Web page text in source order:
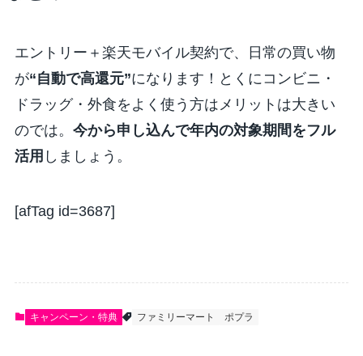
エントリー＋楽天モバイル契約で、日常の買い物
が“自動で高還元”になります！とくにコンビニ・
ドラッグ・外食をよく使う方はメリットは大きい
のでは。 今から申し込んで年内の対象期間をフル
活用 しましょう。
[afTag id=3687]
キャンペーン・特典 ファミリーマート ポプラ